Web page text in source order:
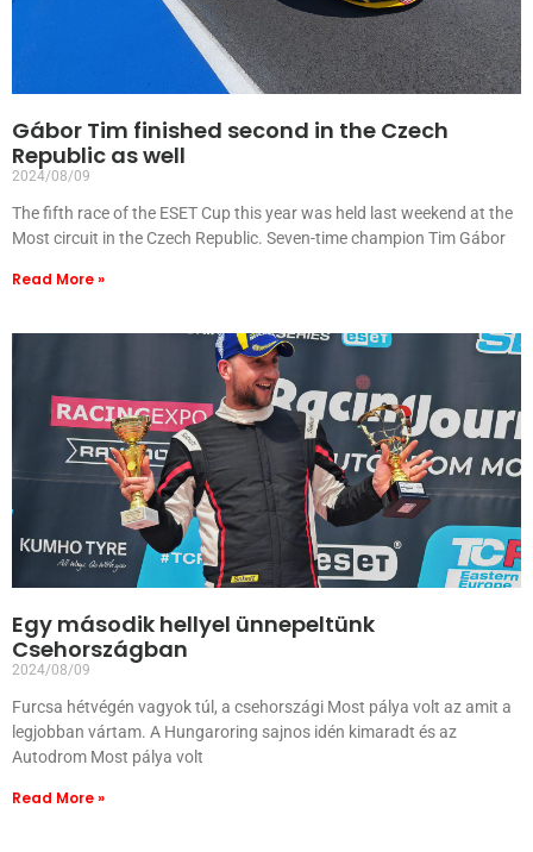
Gábor Tim finished second in the Czech
Republic as well
2024/08/09
The fifth race of the ESET Cup this year was held last weekend at the
Most circuit in the Czech Republic. Seven-time champion Tim Gábor
Read More »
Egy második hellyel ünnepeltünk
Csehországban
2024/08/09
Furcsa hétvégén vagyok túl, a csehországi Most pálya volt az amit a
legjobban vártam. A Hungaroring sajnos idén kimaradt és az
Autodrom Most pálya volt
Read More »